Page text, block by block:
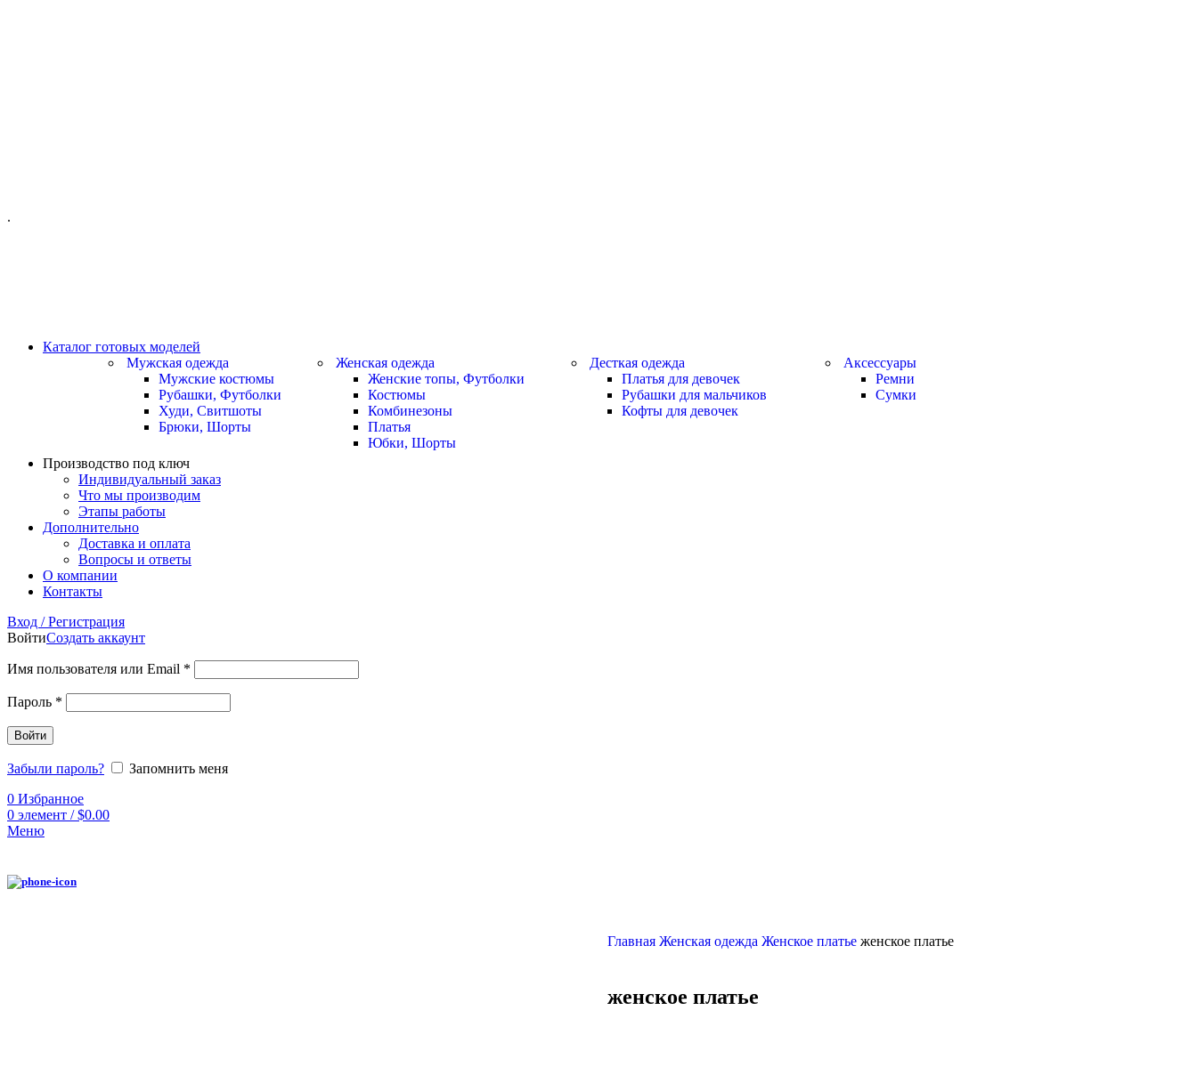
.
Каталог готовых моделей
Мужская одежда
Мужские костюмы
Рубашки, Футболки
Худи, Свитшоты
Брюки, Шорты
Женская одежда
Женские топы, Футболки
Костюмы
Комбинезоны
Платья
Юбки, Шорты
Десткая одежда
Платья для девочек
Рубашки для мальчиков
Кофты для девочек
Аксессуары
Ремни
Сумки
Производство под ключ
Индивидуальный заказ
Что мы производим
Этапы работы
Дополнительно
Доставка и оплата
Вопросы и ответы
О компании
Контакты
Вход / Регистрация
ВойтиСоздать аккаунт
Имя пользователя или Email *
Пароль *
Войти
Забыли пароль?
Запомнить меня
0 Избранное
0 элемент / $0.00
Меню
Главная Женская одежда Женское платье женское платье
женское платье